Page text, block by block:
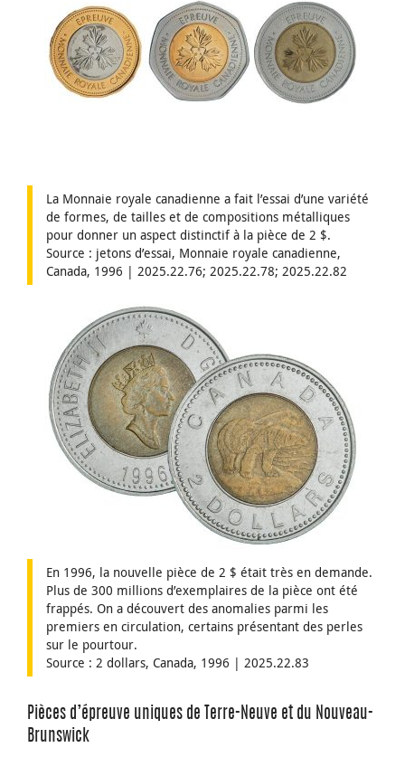
La Monnaie royale canadienne a fait l’essai d’une variété
de formes, de tailles et de compositions métalliques
pour donner un aspect distinctif à la pièce de 2 $.
Source : jetons d’essai, Monnaie royale canadienne,
Canada, 1996 | 2025.22.76; 2025.22.78; 2025.22.82
En 1996, la nouvelle pièce de 2 $ était très en demande.
Plus de 300 millions d’exemplaires de la pièce ont été
frappés. On a découvert des anomalies parmi les
premiers en circulation, certains présentant des perles
sur le pourtour.
Source : 2 dollars, Canada, 1996 | 2025.22.83
Pièces d’épreuve uniques de Terre-Neuve et du Nouveau-
Brunswick